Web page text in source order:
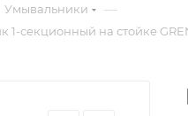
Умывальники —
1-секционный на стойке